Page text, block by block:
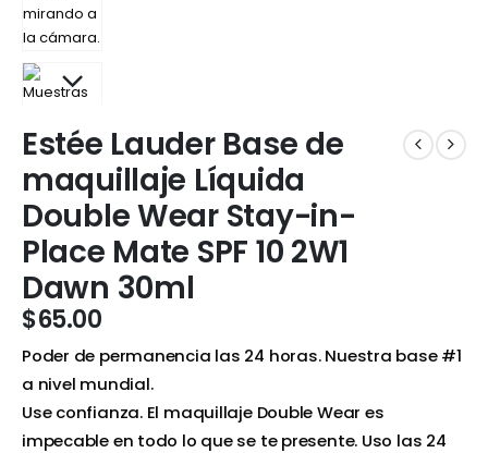
Estée Lauder Base de
maquillaje Líquida
Double Wear Stay-in-
Place Mate SPF 10 2W1
Dawn 30ml
$65.00
Poder de permanencia las 24 horas. Nuestra base #1
a nivel mundial.
Use confianza. El maquillaje Double Wear es
impecable en todo lo que se te presente. Uso las 24